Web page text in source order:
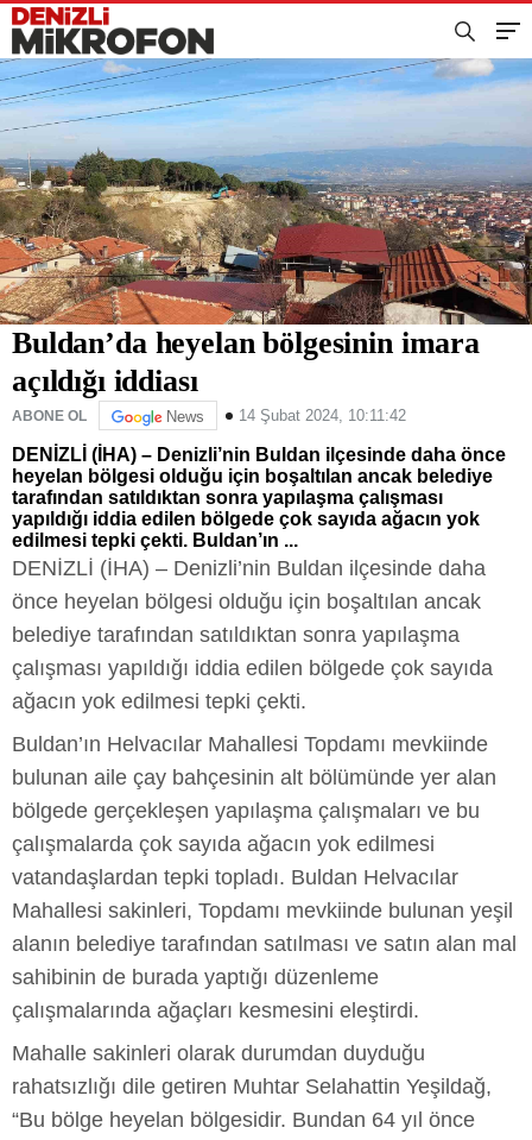
Buldan’da heyelan bölgesinin imara
açıldığı iddiası
ABONE OL News 14 Şubat 2024, 10:11:42
DENİZLİ (İHA) – Denizli’nin Buldan ilçesinde daha önce
heyelan bölgesi olduğu için boşaltılan ancak belediye
tarafından satıldıktan sonra yapılaşma çalışması
yapıldığı iddia edilen bölgede çok sayıda ağacın yok
edilmesi tepki çekti. Buldan’ın ...
DENİZLİ (İHA) – Denizli’nin Buldan ilçesinde daha
önce heyelan bölgesi olduğu için boşaltılan ancak
belediye tarafından satıldıktan sonra yapılaşma
çalışması yapıldığı iddia edilen bölgede çok sayıda
ağacın yok edilmesi tepki çekti.
Buldan’ın Helvacılar Mahallesi Topdamı mevkiinde
bulunan aile çay bahçesinin alt bölümünde yer alan
bölgede gerçekleşen yapılaşma çalışmaları ve bu
çalışmalarda çok sayıda ağacın yok edilmesi
vatandaşlardan tepki topladı. Buldan Helvacılar
Mahallesi sakinleri, Topdamı mevkiinde bulunan yeşil
alanın belediye tarafından satılması ve satın alan mal
sahibinin de burada yaptığı düzenleme
çalışmalarında ağaçları kesmesini eleştirdi.
Mahalle sakinleri olarak durumdan duyduğu
rahatsızlığı dile getiren Muhtar Selahattin Yeşildağ,
“Bu bölge heyelan bölgesidir. Bundan 64 yıl önce